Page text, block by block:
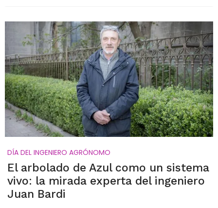
DÍA DEL INGENIERO AGRÓNOMO
El arbolado de Azul como un sistema
vivo: la mirada experta del ingeniero
Juan Bardi